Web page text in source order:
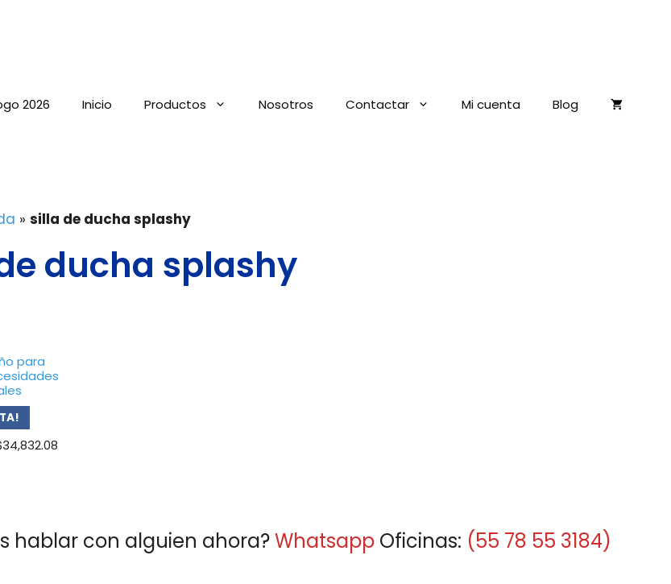
2026 Inicio Productos Nosotros Contactar Mi cuenta Blog
» silla de ducha splashy
ducha splashy
para
34,832.08Price
hablar con alguien ahora?Whatsapp Oficinas: (55 78 55 3184)